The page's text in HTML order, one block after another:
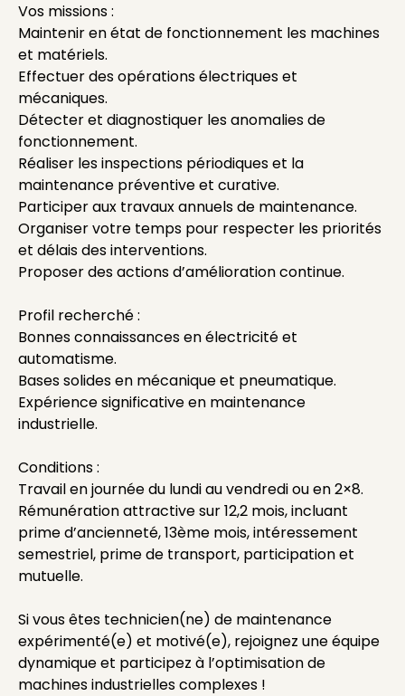
Vos missions :
Maintenir en état de fonctionnement les machines
et matériels.
Effectuer des opérations électriques et
mécaniques.
Détecter et diagnostiquer les anomalies de
fonctionnement.
Réaliser les inspections périodiques et la
maintenance préventive et curative.
Participer aux travaux annuels de maintenance.
Organiser votre temps pour respecter les priorités
et délais des interventions.
Proposer des actions d’amélioration continue.
Profil recherché :
Bonnes connaissances en électricité et
automatisme.
Bases solides en mécanique et pneumatique.
Expérience significative en maintenance
industrielle.
Conditions :
Travail en journée du lundi au vendredi ou en 2×8.
Rémunération attractive sur 12,2 mois, incluant
prime d’ancienneté, 13ème mois, intéressement
semestriel, prime de transport, participation et
mutuelle.
Si vous êtes technicien(ne) de maintenance
expérimenté(e) et motivé(e), rejoignez une équipe
dynamique et participez à l’optimisation de
machines industrielles complexes !